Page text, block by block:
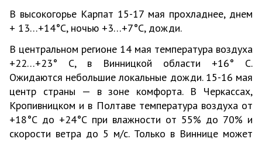
В высокогорье Карпат 15-17 мая прохладнее, днем
+ 13…+14°С, ночью +3…+7°С, дожди.
В центральном регионе 14 мая температура воздуха
+22…+23° С, в Винницкой области +16° С.
Ожидаются небольшие локальные дожди. 15-16 мая
центр страны — в зоне комфорта. В Черкассах,
Кропивницком и в Полтаве температура воздуха от
+18°С до +24°С при влажности от 55% до 70% и
скорости ветра до 5 м/с. Только в Виннице может